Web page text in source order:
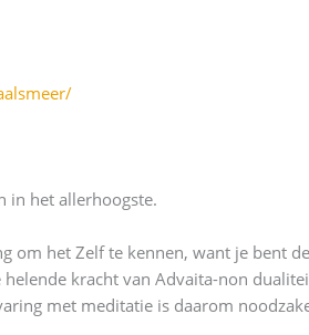
in het allerhoogste.
om het Zelf te kennen, want je bent
kracht van Advaita-non
met meditatie is daarom